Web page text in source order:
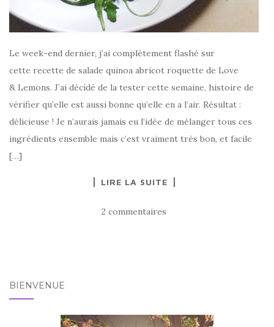
Le week-end dernier, j’ai complètement flashé sur
cette recette de salade quinoa abricot roquette de Love
& Lemons. J’ai décidé de la tester cette semaine, histoire de
vérifier qu’elle est aussi bonne qu’elle en a l’air. Résultat :
délicieuse ! Je n’aurais jamais eu l’idée de mélanger tous ces
ingrédients ensemble mais c’est vraiment très bon, et facile
[…]
LIRE LA SUITE
2 commentaires
BIENVENUE